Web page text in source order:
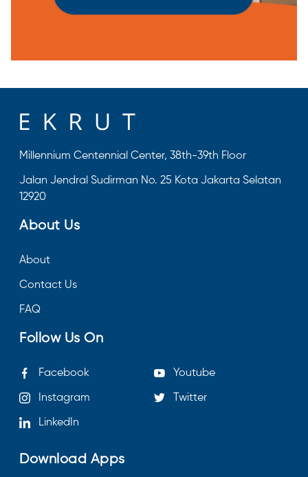
Millennium Centennial Center, 38th-39th Floor
Jalan Jendral Sudirman No. 25 Kota Jakarta Selatan
12920
About Us
About
Contact Us
FAQ
Follow Us On
Facebook Youtube
Instagram Twitter
LinkedIn
Download Apps